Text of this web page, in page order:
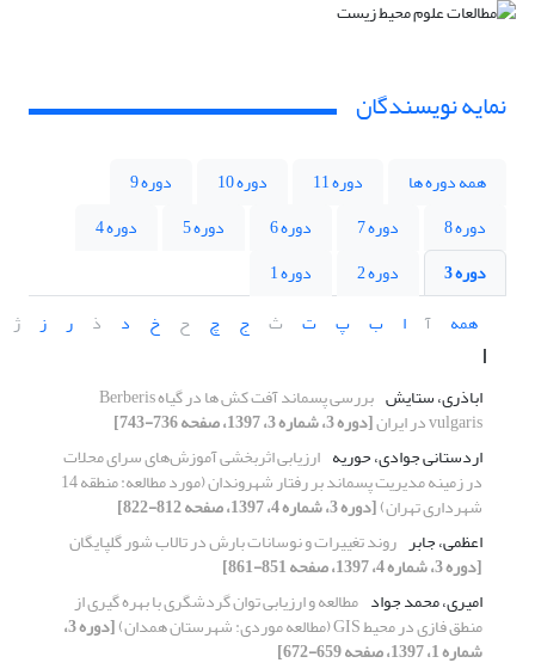
نمایه نویسندگان
همه دوره ها دوره 11 دوره 10
دوره 9
دوره 8
دوره 7 دوره 6 دوره 5
دوره 4
دوره 3
دوره 2
دوره 1
همه
آ ا ب پ ت ث ج چ ح خ د ذ ر ز ژ
ا
اباذری، ستایش بررسی پسماند آفت کش ها در گیاه Berberis
vulgaris در ایران
[دوره 3، شماره 3، 1397، صفحه 736-743]
اردستانی جوادی، حوریه ارزیابی اثربخشی آموزش‌های سرای محلات
در زمینه مدیریت پسماند بر رفتار شهروندان (مورد مطالعه: منطقه 14
شهرداری تهران)[دوره 3، شماره 4، 1397، صفحه 812-822]
اعظمی، جابر روند تغییرات و نوسانات بارش در تالاب شور گلپایگان
[دوره 3، شماره 4، 1397، صفحه 851-861]
امیری، محمد جواد مطالعه و ارزیابی توان گردشگری با بهره گیری از
منطق فازی در محیط GIS (مطالعه موردی: شهرستان همدان) [دوره 3،
شماره 1، 1397، صفحه 659-672]